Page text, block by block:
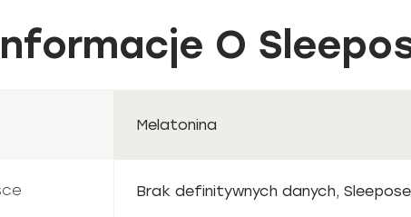
O
Melatonina
Brak definitywnych danych,